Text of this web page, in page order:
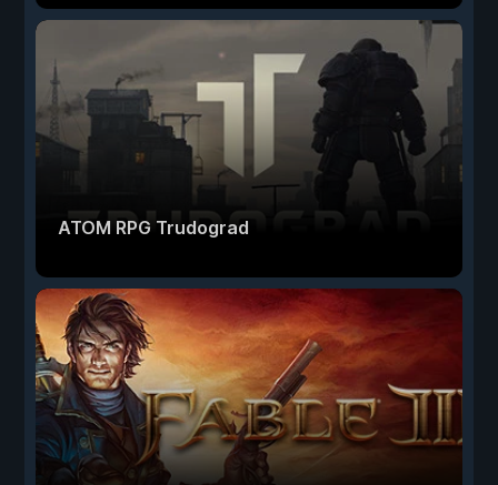
ATOM RPG Trudograd